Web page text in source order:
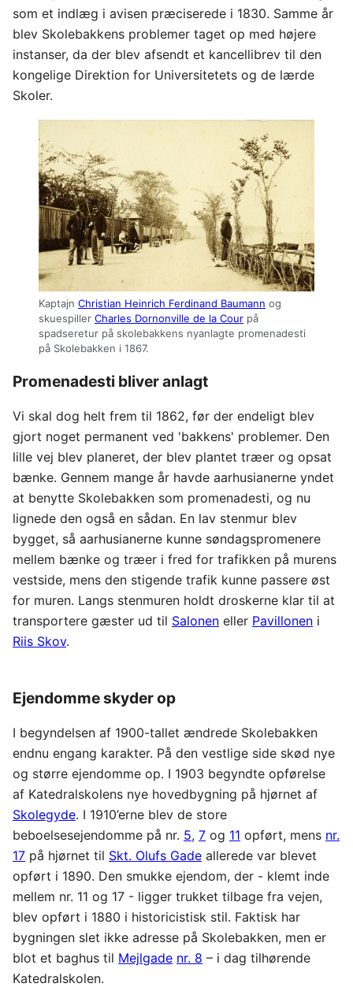
som et indlæg i avisen præciserede i 1830. Samme år
blev Skolebakkens problemer taget op med højere
instanser, da der blev afsendt et kancellibrev til den
kongelige Direktion for Universitetets og de lærde
Skoler.
Kaptajn Christian Heinrich Ferdinand Baumann og
skuespiller Charles Dornonville de la Cour på
spadseretur på skolebakkens nyanlagte promenadesti
på Skolebakken i 1867.
Promenadesti bliver anlagt
Vi skal dog helt frem til 1862, før der endeligt blev
gjort noget permanent ved 'bakkens' problemer. Den
lille vej blev planeret, der blev plantet træer og opsat
bænke. Gennem mange år havde aarhusianerne yndet
at benytte Skolebakken som promenadesti, og nu
lignede den også en sådan. En lav stenmur blev
bygget, så aarhusianerne kunne søndagspromenere
mellem bænke og træer i fred for trafikken på murens
vestside, mens den stigende trafik kunne passere øst
for muren. Langs stenmuren holdt droskerne klar til at
transportere gæster ud til Salonen eller Pavillonen i
Riis Skov.
Ejendomme skyder op
I begyndelsen af 1900-tallet ændrede Skolebakken
endnu engang karakter. På den vestlige side skød nye
og større ejendomme op. I 1903 begyndte opførelse
af Katedralskolens nye hovedbygning på hjørnet af
Skolegyde. I 1910’erne blev de store
beboelsesejendomme på nr. 5, 7 og 11 opført, mens nr.
17 på hjørnet til Skt. Olufs Gade allerede var blevet
opført i 1890. Den smukke ejendom, der - klemt inde
mellem nr. 11 og 17 - ligger trukket tilbage fra vejen,
blev opført i 1880 i historicistisk stil. Faktisk har
bygningen slet ikke adresse på Skolebakken, men er
blot et baghus til Mejlgade nr. 8 – i dag tilhørende
Katedralskolen.